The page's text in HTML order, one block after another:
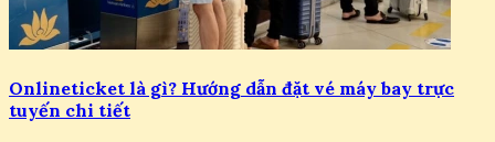
Onlineticket là gì? Hướng dẫn đặt vé máy bay trực
tuyến chi tiết